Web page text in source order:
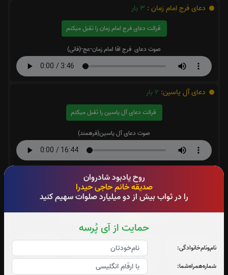
روح یادبود شادروان
صدیقه خانم حاجی حیدرا
را در ثواب بیش از دو میلیارد صلوات سهیم کنید
حمایت از آی پُرسه
نام‌و‌نام‌خانوادگی:
شماره‌همراه‌شما:
دعای فرج امام زمان : 3 بار
قرائت دعای فرج امام زمان را تقبل میکنم
صوت دعای فرج اقا امام زمان-عج-(فانی)
دعای آل یاسین: 2 بار
قرائت دعای آل یاسین را تقبل میکنم
صوت دعای آل یاسین(فرهمند)
تعداد دفعات ختم قران:
جهت تسریع در ختم قرآن کریم پیشنهاد میشود حضرتعالی جزء
شماره
3 را قرائت بفرمایید
جزء 1
1بار
جزء 2
بار